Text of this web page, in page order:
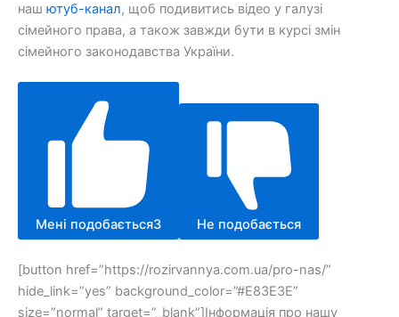
наш ютуб-канал, щоб подивитись відео у галузі
сімейного права, а також завжди бути в курсі змін
сімейного законодавства України.
Мені подобається3 Не подобається
[button href=”https://rozirvannya.com.ua/pro-nas/”
hide_link=”yes” background_color=”#E83E3E”
size=”normal” target=”_blank”]Інформація про нашу